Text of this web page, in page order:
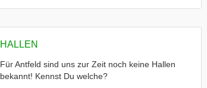
HALLEN
Für Antfeld sind uns zur Zeit noch keine Hallen
bekannt! Kennst Du welche?